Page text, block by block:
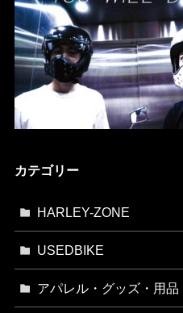
カテゴリー
HARLEY-ZONE
USEDBIKE
アパレル・グッズ・用品